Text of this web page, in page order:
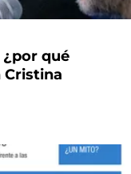
qué
Cristina